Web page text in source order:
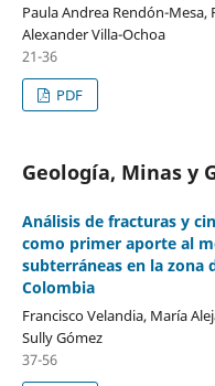
Paula Andrea Rendón-
Alexander Villa-Ochoa
21-36
PDF
Geología, Minas y
Análisis de fracturas y
como primer aporte al
subterráneas en la zona
Colombia
Francisco Velandia, María
Sully Gómez
37-56